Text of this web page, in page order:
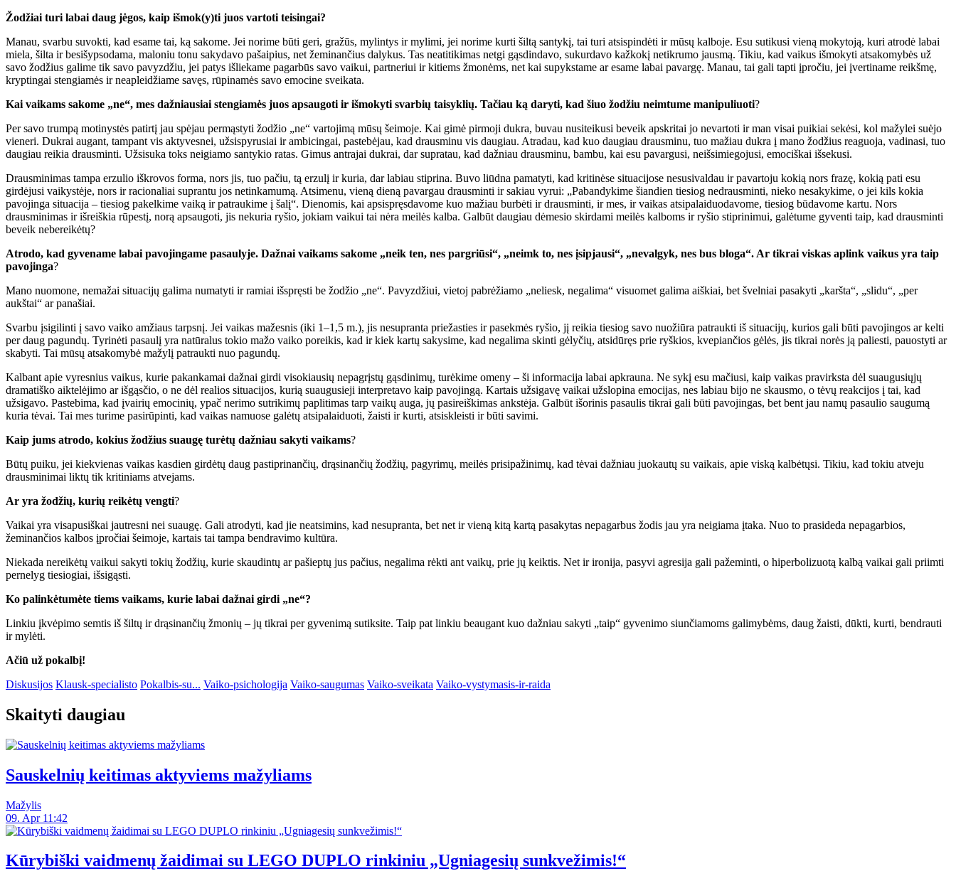
Žodžiai turi labai daug jėgos, kaip išmok(y)ti juos vartoti teisingai?
Manau, svarbu suvokti, kad esame tai, ką sakome. Jei norime būti geri, gražūs, mylintys ir mylimi, jei norime kurti šiltą santykį, tai turi atsispindėti ir mūsų kalboje. Esu sutikusi vieną mokytoją, kuri atrodė labai
miela, šilta ir besišypsodama, maloniu tonu sakydavo pašaipius, net žeminančius dalykus. Tas neatitikimas netgi gąsdindavo, sukurdavo kažkokį netikrumo jausmą. Tikiu, kad vaikus išmokyti atsakomybės už
savo žodžius galime tik savo pavyzdžiu, jei patys išliekame pagarbūs savo vaikui, partneriui ir kitiems žmonėms, net kai supykstame ar esame labai pavargę. Manau, tai gali tapti įpročiu, jei įvertiname reikšmę,
kryptingai stengiamės ir neapleidžiame savęs, rūpinamės savo emocine sveikata.
Kai vaikams sakome „ne“, mes dažniausiai stengiamės juos apsaugoti ir išmokyti svarbių taisyklių. Tačiau ką daryti, kad šiuo žodžiu neimtume manipuliuoti?
Per savo trumpą motinystės patirtį jau spėjau permąstyti žodžio „ne“ vartojimą mūsų šeimoje. Kai gimė pirmoji dukra, buvau nusiteikusi beveik apskritai jo nevartoti ir man visai puikiai sekėsi, kol mažylei suėjo
vieneri. Dukrai augant, tampant vis aktyvesnei, užsispyrusiai ir ambicingai, pastebėjau, kad drausminu vis daugiau. Atradau, kad kuo daugiau drausminu, tuo mažiau dukra į mano žodžius reaguoja, vadinasi, tuo
daugiau reikia drausminti. Užsisuka toks neigiamo santykio ratas. Gimus antrajai dukrai, dar supratau, kad dažniau drausminu, bambu, kai esu pavargusi, neišsimiegojusi, emociškai išsekusi.
Drausminimas tampa erzulio iškrovos forma, nors jis, tuo pačiu, tą erzulį ir kuria, dar labiau stiprina. Buvo liūdna pamatyti, kad kritinėse situacijose nesusivaldau ir pavartoju kokią nors frazę, kokią pati esu
girdėjusi vaikystėje, nors ir racionaliai suprantu jos netinkamumą. Atsimenu, vieną dieną pavargau drausminti ir sakiau vyrui: „Pabandykime šiandien tiesiog nedrausminti, nieko nesakykime, o jei kils kokia
pavojinga situacija – tiesiog pakelkime vaiką ir patraukime į šalį“. Dienomis, kai apsispręsdavome kuo mažiau burbėti ir drausminti, ir mes, ir vaikas atsipalaiduodavome, tiesiog būdavome kartu. Nors
drausminimas ir išreiškia rūpestį, norą apsaugoti, jis nekuria ryšio, jokiam vaikui tai nėra meilės kalba. Galbūt daugiau dėmesio skirdami meilės kalboms ir ryšio stiprinimui, galėtume gyventi taip, kad drausminti
beveik nebereikėtų?
Atrodo, kad gyvename labai pavojingame pasaulyje. Dažnai vaikams sakome „neik ten, nes pargriūsi“, „neimk to, nes įsipjausi“, „nevalgyk, nes bus bloga“. Ar tikrai viskas aplink vaikus yra taip
pavojinga?
Mano nuomone, nemažai situacijų galima numatyti ir ramiai išspręsti be žodžio „ne“. Pavyzdžiui, vietoj pabrėžiamo „neliesk, negalima“ visuomet galima aiškiai, bet švelniai pasakyti „karšta“, „slidu“, „per
aukštai“ ar panašiai.
Svarbu įsigilinti į savo vaiko amžiaus tarpsnį. Jei vaikas mažesnis (iki 1–1,5 m.), jis nesupranta priežasties ir pasekmės ryšio, jį reikia tiesiog savo nuožiūra patraukti iš situacijų, kurios gali būti pavojingos ar kelti
per daug pagundų. Tyrinėti pasaulį yra natūralus tokio mažo vaiko poreikis, kad ir kiek kartų sakysime, kad negalima skinti gėlyčių, atsidūręs prie ryškios, kvepiančios gėlės, jis tikrai norės ją paliesti, pauostyti ar
skabyti. Tai mūsų atsakomybė mažylį patraukti nuo pagundų.
Kalbant apie vyresnius vaikus, kurie pakankamai dažnai girdi visokiausių nepagrįstų gąsdinimų, turėkime omeny – ši informacija labai apkrauna. Ne sykį esu mačiusi, kaip vaikas pravirksta dėl suaugusiųjų
dramatiško aiktelėjimo ar išgąsčio, o ne dėl realios situacijos, kurią suaugusieji interpretavo kaip pavojingą. Kartais užsigavę vaikai užslopina emocijas, nes labiau bijo ne skausmo, o tėvų reakcijos į tai, kad
užsigavo. Pastebima, kad įvairių emocinių, ypač nerimo sutrikimų paplitimas tarp vaikų auga, jų pasireiškimas ankstėja. Galbūt išorinis pasaulis tikrai gali būti pavojingas, bet bent jau namų pasaulio saugumą
kuria tėvai. Tai mes turime pasirūpinti, kad vaikas namuose galėtų atsipalaiduoti, žaisti ir kurti, atsiskleisti ir būti savimi.
Kaip jums atrodo, kokius žodžius suaugę turėtų dažniau sakyti vaikams?
Būtų puiku, jei kiekvienas vaikas kasdien girdėtų daug pastiprinančių, drąsinančių žodžių, pagyrimų, meilės prisipažinimų, kad tėvai dažniau juokautų su vaikais, apie viską kalbėtųsi. Tikiu, kad tokiu atveju
drausminimai liktų tik kritiniams atvejams.
Ar yra žodžių, kurių reikėtų vengti?
Vaikai yra visapusiškai jautresni nei suaugę. Gali atrodyti, kad jie neatsimins, kad nesupranta, bet net ir vieną kitą kartą pasakytas nepagarbus žodis jau yra neigiama įtaka. Nuo to prasideda nepagarbios,
žeminančios kalbos įpročiai šeimoje, kartais tai tampa bendravimo kultūra.
Niekada nereikėtų vaikui sakyti tokių žodžių, kurie skaudintų ar pašieptų jus pačius, negalima rėkti ant vaikų, prie jų keiktis. Net ir ironija, pasyvi agresija gali pažeminti, o hiperbolizuotą kalbą vaikai gali priimti
pernelyg tiesiogiai, išsigąsti.
Ko palinkėtumėte tiems vaikams, kurie labai dažnai girdi „ne“?
Linkiu įkvėpimo semtis iš šiltų ir drąsinančių žmonių – jų tikrai per gyvenimą sutiksite. Taip pat linkiu beaugant kuo dažniau sakyti „taip“ gyvenimo siunčiamoms galimybėms, daug žaisti, dūkti, kurti, bendrauti
ir mylėti.
Ačiū už pokalbį!
Diskusijos Klausk-specialisto Pokalbis-su... Vaiko-psichologija Vaiko-saugumas Vaiko-sveikata Vaiko-vystymasis-ir-raida
Skaityti daugiau
Sauskelnių keitimas aktyviems mažyliams
Mažylis
09. Apr 11:42
Kūrybiški vaidmenų žaidimai su LEGO DUPLO rinkiniu „Ugniagesių sunkvežimis!“